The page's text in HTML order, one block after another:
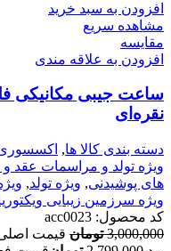
افزودن به سبد خرید
مشاهده سریع
مقایسه
افزودن به علاقه مندی
ساعت جیبی مکانیکی
نقره‌ای
دسته بندی کالا ها,
ویژه تولد و مراسمات عقد
های پوشیدنی, ویژه تولد,
ویژه سرزمین زیبایی
کد محصول: acc0023
3,000,000 تومان